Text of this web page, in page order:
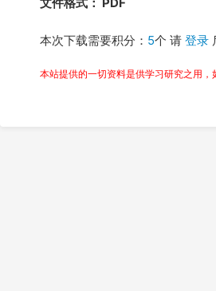
本次下载需要积分： 5个 请 登录
本站提供的一切资料是供学习研究之用，